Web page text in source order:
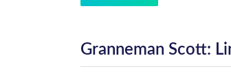
Granneman Scott: